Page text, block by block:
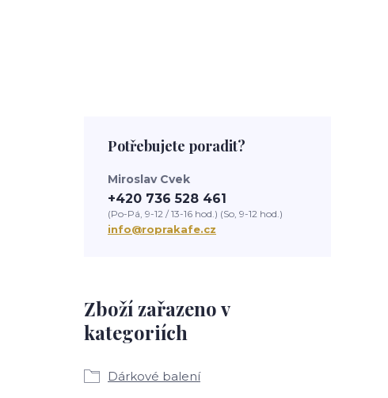
Zboží zařazeno v
kategoriích
Dárkové balení
Potřebujete poradit?
Miroslav Cvek
+420 736 528 461
(Po-Pá, 9-12 / 13-16 hod.) (So, 9-12 hod.)
info@roprakafe.cz